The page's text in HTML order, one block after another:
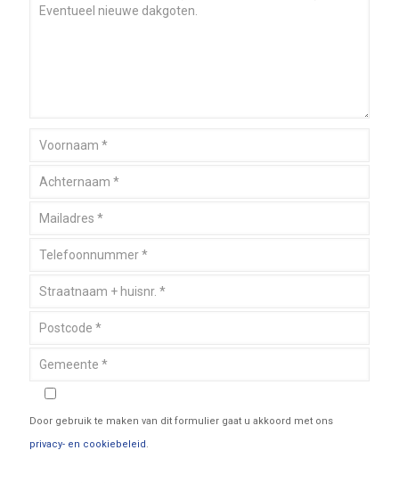
Door gebruik te maken van dit formulier gaat u akkoord met ons
privacy- en cookiebeleid.